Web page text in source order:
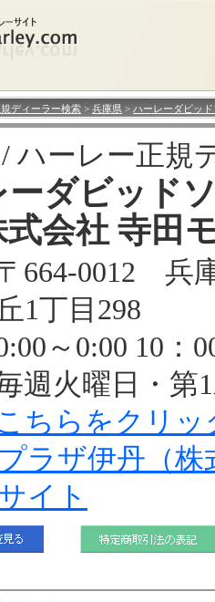
ディーラー検索 > 兵庫県 > ハーレーダビッ
ハーレー正規
ーダビッド
式会社 寺田
664-0012 兵
1丁目298
～0:00 10：
週火曜日・第
ちらをクリッ
ラザ伊丹（
イト